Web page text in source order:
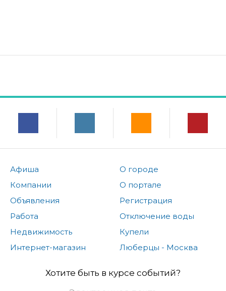
Афиша
Компании
Объявления
Работа
Недвижимость
Интернет-магазин
О городе
О портале
Регистрация
Отключение воды
Купели
Люберцы - Москва
Хотите быть в курсе событий?